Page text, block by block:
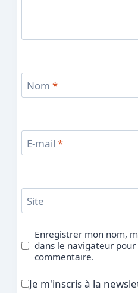
Nom *
E-mail *
Site
Enregistrer mon nom,
dans le navigateur
commentaire.
Je m'inscris à la